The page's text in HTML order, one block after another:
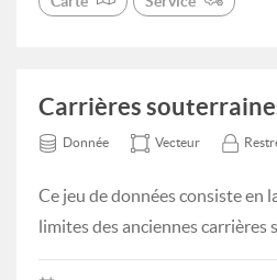
Carrières
Donnée Vecteur
Ce jeu de données consiste en
limites des anciennes carrières